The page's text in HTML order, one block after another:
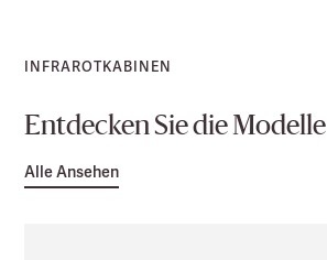
INFRAROTKABINEN
Entdecken Sie die Modelle
Alle Ansehen